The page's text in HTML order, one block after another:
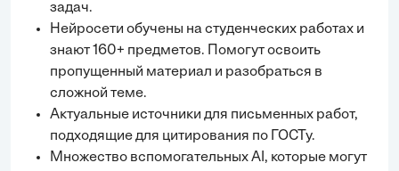
задач.
Нейросети обучены на студенческих работах и
знают 160+ предметов. Помогут освоить
пропущенный материал и разобраться в
сложной теме.
Актуальные источники для письменных работ,
подходящие для цитирования по ГОСТу.
Множество вспомогательных AI, которые могут